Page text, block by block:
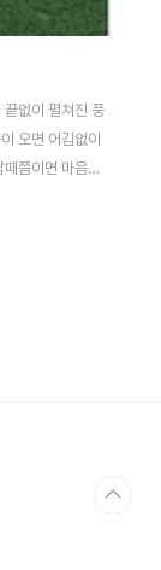
끝없이 펼쳐진 풍
오면 어김없이
쯤이면 마음이
자 합니다. 함